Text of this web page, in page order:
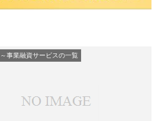
事業融資サービスの一覧